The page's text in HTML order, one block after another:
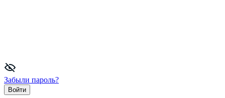
Забыли пароль?
Войти